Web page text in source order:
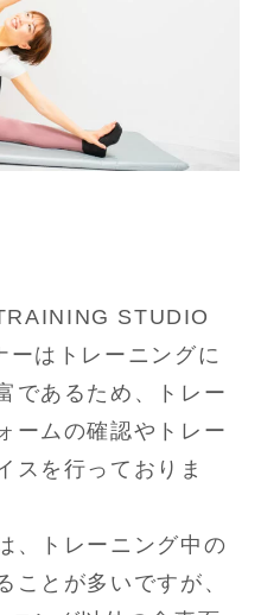
STUDIO
ーはトレーニングに
であるため、トレー
ームの確認やトレー
スを行っておりま
、トレーニング中の
ことが多いですが、